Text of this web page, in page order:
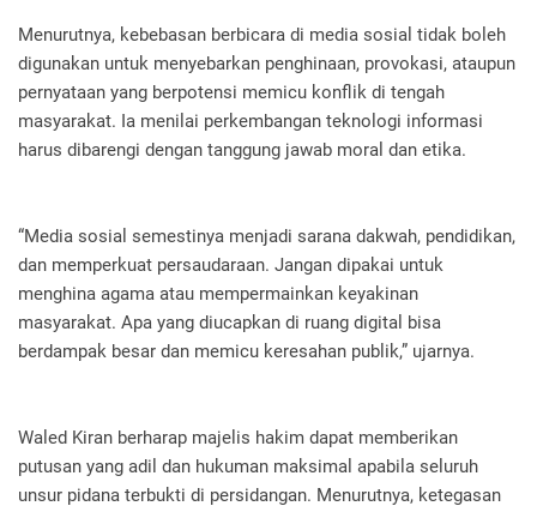
Menurutnya, kebebasan berbicara di media sosial tidak boleh
digunakan untuk menyebarkan penghinaan, provokasi, ataupun
pernyataan yang berpotensi memicu konflik di tengah
masyarakat. Ia menilai perkembangan teknologi informasi
harus dibarengi dengan tanggung jawab moral dan etika.
“Media sosial semestinya menjadi sarana dakwah, pendidikan,
dan memperkuat persaudaraan. Jangan dipakai untuk
menghina agama atau mempermainkan keyakinan
masyarakat. Apa yang diucapkan di ruang digital bisa
berdampak besar dan memicu keresahan publik,” ujarnya.
Waled Kiran berharap majelis hakim dapat memberikan
putusan yang adil dan hukuman maksimal apabila seluruh
unsur pidana terbukti di persidangan. Menurutnya, ketegasan